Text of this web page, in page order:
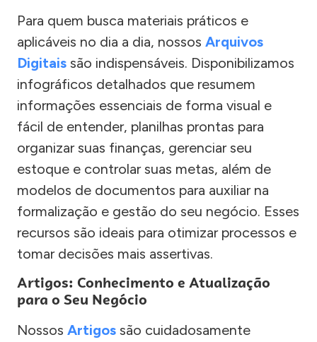
Para quem busca materiais práticos e
aplicáveis no dia a dia, nossos Arquivos
Digitais são indispensáveis. Disponibilizamos
infográficos detalhados que resumem
informações essenciais de forma visual e
fácil de entender, planilhas prontas para
organizar suas finanças, gerenciar seu
estoque e controlar suas metas, além de
modelos de documentos para auxiliar na
formalização e gestão do seu negócio. Esses
recursos são ideais para otimizar processos e
tomar decisões mais assertivas.
Artigos: Conhecimento e Atualização
para o Seu Negócio
Nossos Artigos são cuidadosamente